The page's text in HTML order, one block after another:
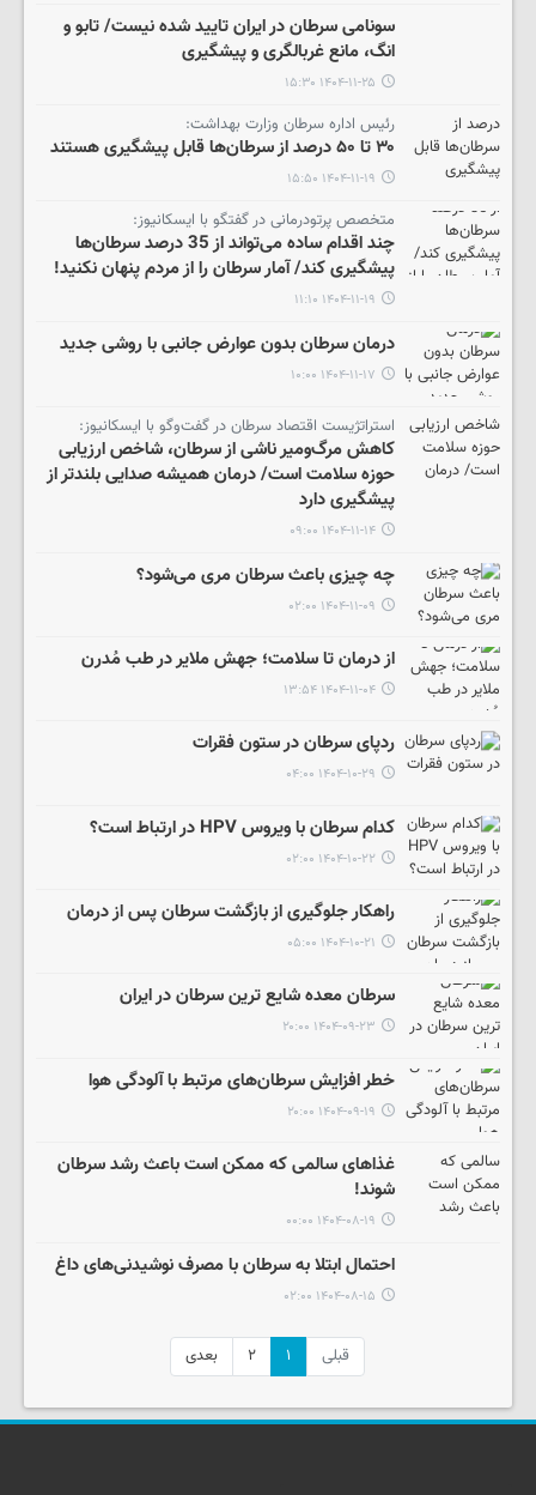
سونامی سرطان در ایران تایید شده نیست/ تابو و
انگ، مانع غربالگری و پیشگیری
۱۴۰۴-۱۱-۲۵ ۱۵:۳۰
رئیس اداره سرطان وزارت بهداشت:
۳۰ تا ۵۰ درصد از سرطان‌ها قابل پیشگیری هستند
۱۴۰۴-۱۱-۱۹ ۱۵:۵۰
متخصص پرتودرمانی در گفتگو با ایسکانیوز:
چند اقدام ساده می‌تواند از 35 درصد سرطان‌ها
پیشگیری کند/ آمار سرطان را از مردم پنهان نکنید!
۱۴۰۴-۱۱-۱۹ ۱۱:۱۰
درمان سرطان بدون عوارض جانبی با روشی جدید
۱۴۰۴-۱۱-۱۷ ۱۰:۰۰
استراتژیست اقتصاد سرطان در گفت‌وگو با ایسکانیوز:
کاهش مرگ‌ومیر ناشی از سرطان، شاخص ارزیابی
حوزه سلامت است/ درمان همیشه صدایی بلندتر از
پیشگیری دارد
۱۴۰۴-۱۱-۱۴ ۰۹:۰۰
چه چیزی باعث سرطان مری می‌شود؟
۱۴۰۴-۱۱-۰۹ ۰۲:۰۰
از درمان تا سلامت؛ جهش ملایر در طب مُدرن
۱۴۰۴-۱۱-۰۴ ۱۳:۵۴
ردپای سرطان در ستون فقرات
۱۴۰۴-۱۰-۲۹ ۰۴:۰۰
کدام سرطان با ویروس HPV در ارتباط است؟
۱۴۰۴-۱۰-۲۲ ۰۲:۰۰
راهکار جلوگیری از بازگشت سرطان پس از درمان
۱۴۰۴-۱۰-۲۱ ۰۵:۰۰
سرطان معده شایع ترین سرطان در ایران
۱۴۰۴-۰۹-۲۳ ۲۰:۰۰
خطر افزایش سرطان‌های مرتبط با آلودگی هوا
۱۴۰۴-۰۹-۱۹ ۲۰:۰۰
غذاهای سالمی که ممکن است باعث رشد سرطان
شوند!
۱۴۰۴-۰۸-۱۹ ۰۰:۰۰
احتمال ابتلا به سرطان‌ با مصرف نوشیدنی‌های داغ
۱۴۰۴-۰۸-۱۵ ۰۲:۰۰
قبلی ۱ ۲ بعدی